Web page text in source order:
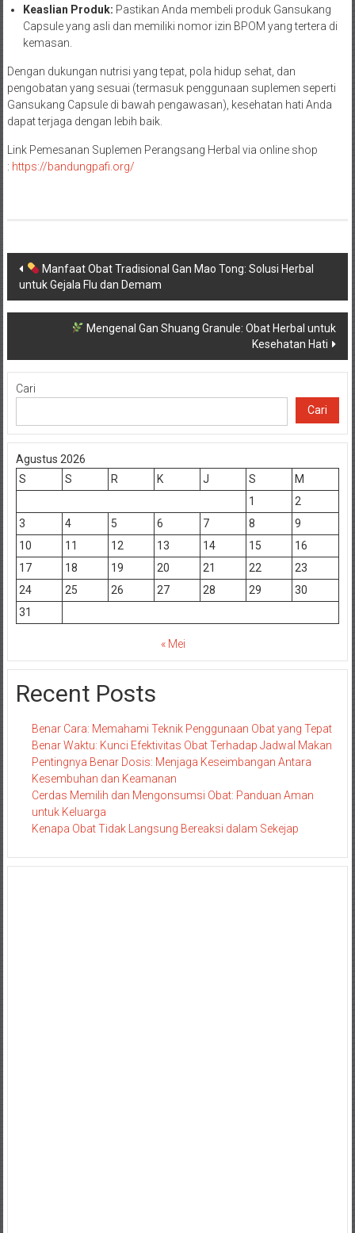
Keaslian Produk: Pastikan Anda membeli produk Gansukang
Capsule yang asli dan memiliki nomor izin BPOM yang tertera di
kemasan.
Dengan dukungan nutrisi yang tepat, pola hidup sehat, dan
pengobatan yang sesuai (termasuk penggunaan suplemen seperti
Gansukang Capsule di bawah pengawasan), kesehatan hati Anda
dapat terjaga dengan lebih baik.
Link Pemesanan Suplemen Perangsang Herbal via online shop
: https://bandungpafi.org/
Navigasi
pos
Manfaat Obat Tradisional Gan Mao Tong: Solusi Herbal
untuk Gejala Flu dan Demam
Mengenal Gan Shuang Granule: Obat Herbal untuk
Kesehatan Hati
Cari
Cari
Agustus 2026
S
S R K J S
M
1
2
3
4 5 6 7 8
9
10
11 12 13 14 15
16
17
18 19 20 21 22
23
24
25 26 27 28 29
30
31
« Mei
Recent Posts
Benar Cara: Memahami Teknik Penggunaan Obat yang Tepat
Benar Waktu: Kunci Efektivitas Obat Terhadap Jadwal Makan
Pentingnya Benar Dosis: Menjaga Keseimbangan Antara
Kesembuhan dan Keamanan
Cerdas Memilih dan Mengonsumsi Obat: Panduan Aman
untuk Keluarga
Kenapa Obat Tidak Langsung Bereaksi dalam Sekejap